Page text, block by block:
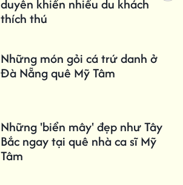
duyên khiến nhiều du khách
thích thú
Những món gỏi cá trứ danh ở
Đà Nẵng quê Mỹ Tâm
Những 'biển mây' đẹp như Tây
Bắc ngay tại quê nhà ca sĩ Mỹ
Tâm